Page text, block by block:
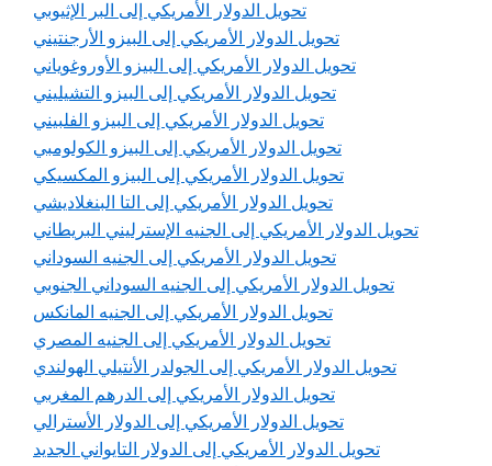
تحويل الدولار الأمريكي إلى البر الإثيوبي
تحويل الدولار الأمريكي إلى البيزو الأرجنتيني
تحويل الدولار الأمريكي إلى البيزو الأوروغوياني
تحويل الدولار الأمريكي إلى البيزو التشيليني
تحويل الدولار الأمريكي إلى البيزو الفلبيني
تحويل الدولار الأمريكي إلى البيزو الكولومبي
تحويل الدولار الأمريكي إلى البيزو المكسيكي
تحويل الدولار الأمريكي إلى التا البنغلاديشي
تحويل الدولار الأمريكي إلى الجنيه الإسترليني البريطاني
تحويل الدولار الأمريكي إلى الجنيه السوداني
تحويل الدولار الأمريكي إلى الجنيه السوداني الجنوبي
تحويل الدولار الأمريكي إلى الجنيه المانكس
تحويل الدولار الأمريكي إلى الجنيه المصري
تحويل الدولار الأمريكي إلى الجولدر الأنتيلي الهولندي
تحويل الدولار الأمريكي إلى الدرهم المغربي
تحويل الدولار الأمريكي إلى الدولار الأسترالي
تحويل الدولار الأمريكي إلى الدولار التايواني الجديد